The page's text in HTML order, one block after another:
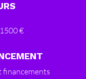
€
financements